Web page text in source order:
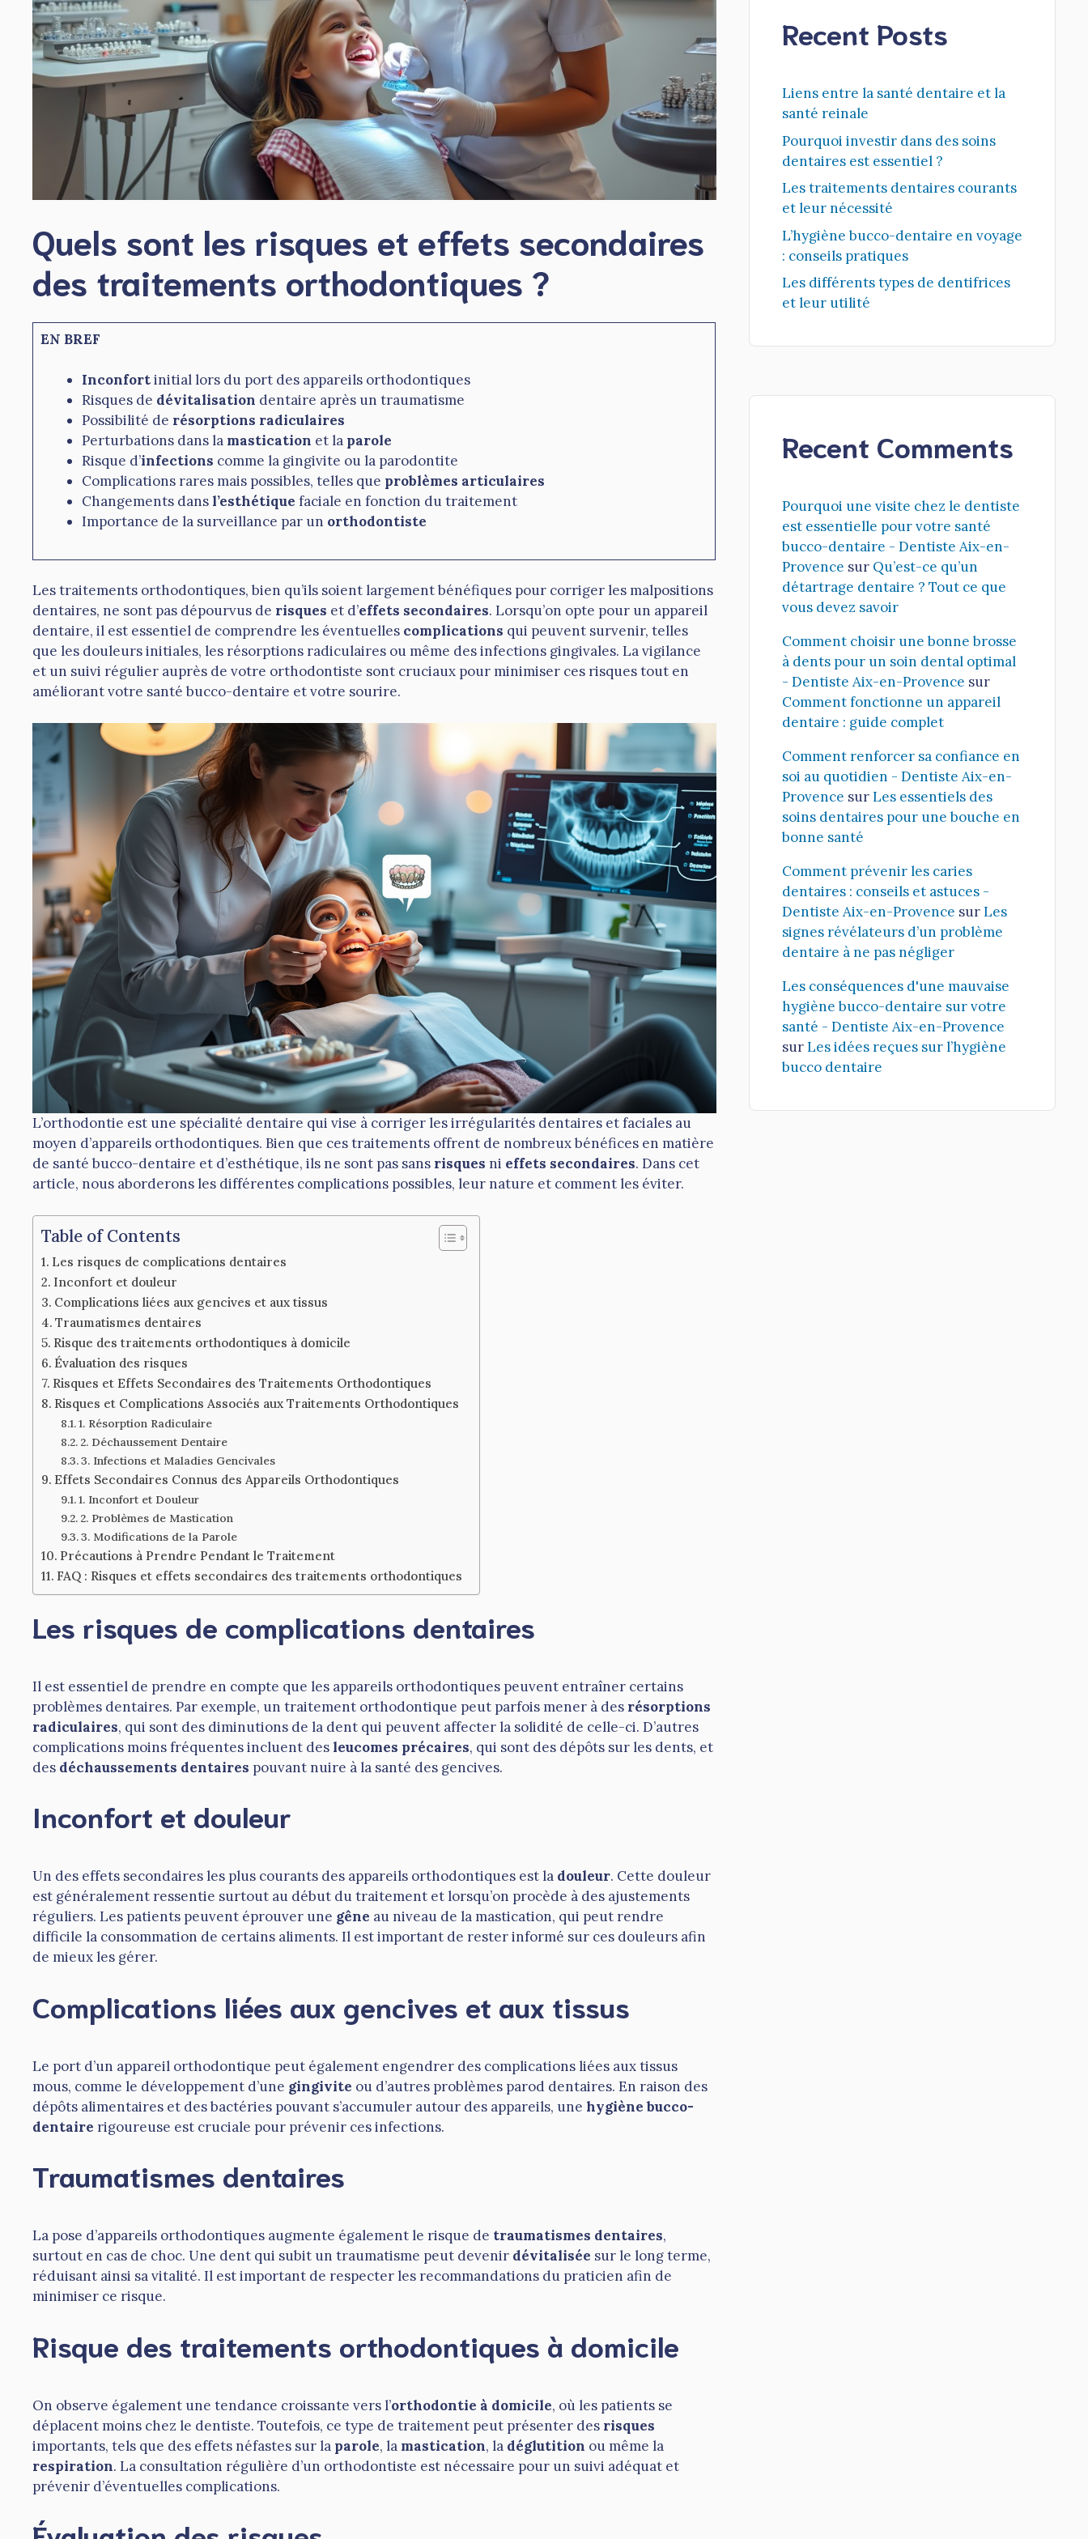
Quels sont les risques et effets secondaires
des traitements orthodontiques ?
EN BREF
Inconfortinitial lors du port des appareils orthodontiques
Risques de dévitalisation dentaire après un traumatisme
Possibilité de résorptions radiculaires
Perturbations dans la mastication et la parole
Risque d’infections comme la gingivite ou la parodontite
Complications rares mais possibles, telles que problèmes articulaires
Changements dans l’esthétique faciale en fonction du traitement
Importance de la surveillance par un orthodontiste
Les traitements orthodontiques, bien qu’ils soient largement bénéfiques pour corriger les malpositions
dentaires, ne sont pas dépourvus de risques et d’effets secondaires. Lorsqu’on opte pour un appareil
dentaire, il est essentiel de comprendre les éventuelles complications qui peuvent survenir, telles
que les douleurs initiales, les résorptions radiculaires ou même des infections gingivales. La vigilance
et un suivi régulier auprès de votre orthodontiste sont cruciaux pour minimiser ces risques tout en
améliorant votre santé bucco-dentaire et votre sourire.
L’orthodontie est une spécialité dentaire qui vise à corriger les irrégularités dentaires et faciales au
moyen d’appareils orthodontiques. Bien que ces traitements offrent de nombreux bénéfices en matière
de santé bucco-dentaire et d’esthétique, ils ne sont pas sans risques ni effets secondaires. Dans cet
article, nous aborderons les différentes complications possibles, leur nature et comment les éviter.
Table of Contents
Les risques de complications dentaires
Inconfort et douleur
Complications liées aux gencives et aux tissus
Traumatismes dentaires
Risque des traitements orthodontiques à domicile
Évaluation des risques
Risques et Effets Secondaires des Traitements Orthodontiques
Risques et Complications Associés aux Traitements Orthodontiques
1. Résorption Radiculaire
2. Déchaussement Dentaire
3. Infections et Maladies Gencivales
Effets Secondaires Connus des Appareils Orthodontiques
1. Inconfort et Douleur
2. Problèmes de Mastication
3. Modifications de la Parole
Précautions à Prendre Pendant le Traitement
FAQ : Risques et effets secondaires des traitements orthodontiques
Les risques de complications dentaires
Il est essentiel de prendre en compte que les appareils orthodontiques peuvent entraîner certains
problèmes dentaires. Par exemple, un traitement orthodontique peut parfois mener à des résorptions
radiculaires, qui sont des diminutions de la dent qui peuvent affecter la solidité de celle-ci. D’autres
complications moins fréquentes incluent des leucomes précaires, qui sont des dépôts sur les dents, et
des déchaussements dentaires pouvant nuire à la santé des gencives.
Inconfort et douleur
Un des effets secondaires les plus courants des appareils orthodontiques est la douleur. Cette douleur
est généralement ressentie surtout au début du traitement et lorsqu’on procède à des ajustements
réguliers. Les patients peuvent éprouver une gêne au niveau de la mastication, qui peut rendre
difficile la consommation de certains aliments. Il est important de rester informé sur ces douleurs afin
de mieux les gérer.
Complications liées aux gencives et aux tissus
Le port d’un appareil orthodontique peut également engendrer des complications liées aux tissus
mous, comme le développement d’une gingivite ou d’autres problèmes parod dentaires. En raison des
dépôts alimentaires et des bactéries pouvant s’accumuler autour des appareils, une hygiène bucco-
dentaire rigoureuse est cruciale pour prévenir ces infections.
Traumatismes dentaires
La pose d’appareils orthodontiques augmente également le risque de traumatismes dentaires,
surtout en cas de choc. Une dent qui subit un traumatisme peut devenir dévitalisée sur le long terme,
réduisant ainsi sa vitalité. Il est important de respecter les recommandations du praticien afin de
minimiser ce risque.
Risque des traitements orthodontiques à domicile
On observe également une tendance croissante vers l’orthodontie à domicile, où les patients se
déplacent moins chez le dentiste. Toutefois, ce type de traitement peut présenter des risques
importants, tels que des effets néfastes sur la parole, la mastication, la déglutition ou même la
respiration. La consultation régulière d’un orthodontiste est nécessaire pour un suivi adéquat et
prévenir d’éventuelles complications.
Recent Posts
Liens entre la santé dentaire et la
santé reinale
Pourquoi investir dans des soins
dentaires est essentiel ?
Les traitements dentaires courants
et leur nécessité
L’hygiène bucco-dentaire en voyage
: conseils pratiques
Les différents types de dentifrices
et leur utilité
Recent Comments
Pourquoi une visite chez le dentiste
est essentielle pour votre santé
bucco-dentaire - Dentiste Aix-en-
Provence sur Qu’est-ce qu’un
détartrage dentaire ? Tout ce que
vous devez savoir
Comment choisir une bonne brosse
à dents pour un soin dental optimal
- Dentiste Aix-en-Provence sur
Comment fonctionne un appareil
dentaire : guide complet
Comment renforcer sa confiance en
soi au quotidien - Dentiste Aix-en-
Provence surLes essentiels des
soins dentaires pour une bouche en
bonne santé
Comment prévenir les caries
dentaires : conseils et astuces -
Dentiste Aix-en-Provence surLes
signes révélateurs d’un problème
dentaire à ne pas négliger
Les conséquences d'une mauvaise
hygiène bucco-dentaire sur votre
santé - Dentiste Aix-en-Provence
surLes idées reçues sur l’hygiène
bucco dentaire